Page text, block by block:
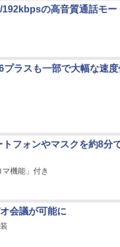
の高音質通話モー
プラスも一部で大幅な速
フォンやマスクを約8分
機能」付き
会議が可能に